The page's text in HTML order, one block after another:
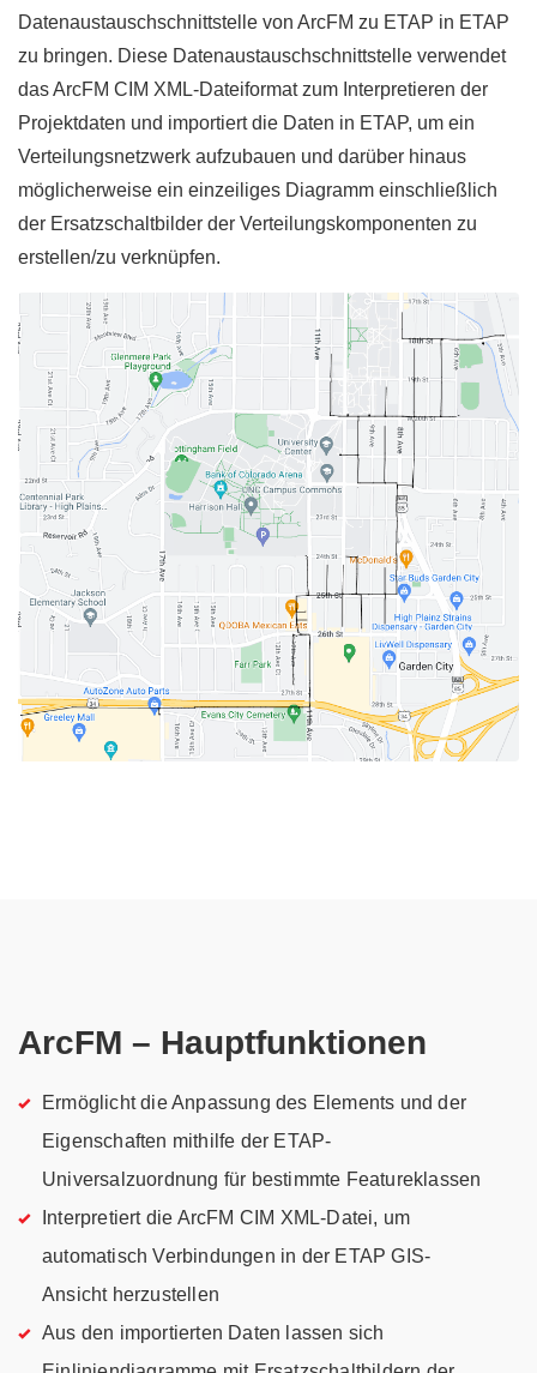
Datenaustauschschnittstelle von ArcFM zu ETAP in ETAP
zu bringen. Diese Datenaustauschschnittstelle verwendet
das ArcFM CIM XML-Dateiformat zum Interpretieren der
Projektdaten und importiert die Daten in ETAP, um ein
Verteilungsnetzwerk aufzubauen und darüber hinaus
möglicherweise ein einzeiliges Diagramm einschließlich
der Ersatzschaltbilder der Verteilungskomponenten zu
erstellen/zu verknüpfen.
ArcFM – Hauptfunktionen
Ermöglicht die Anpassung des Elements und der
Eigenschaften mithilfe der ETAP-
Universalzuordnung für bestimmte Featureklassen
Interpretiert die ArcFM CIM XML-Datei, um
automatisch Verbindungen in der ETAP GIS-
Ansicht herzustellen
Aus den importierten Daten lassen sich